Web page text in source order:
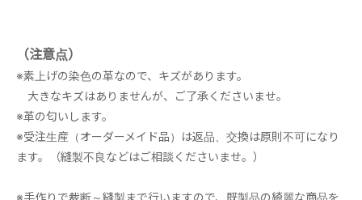
（注意点）
※素上げの染色の革なので、キズがあります。
大きなキズはありませんが、ご了承くださいませ。
※革の匂いします。
※受注生産（オーダーメイド品）は返品、交換は原則不可になり
ます。（縫製不良などはご相談くださいませ。）